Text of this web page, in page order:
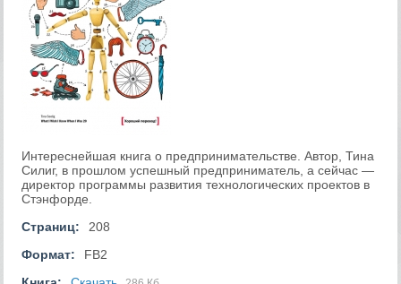
Интереснейшая книга о предпринимательстве. Автор, Тина
Силиг, в прошлом успешный предприниматель, а сейчас —
директор программы развития технологических проектов в
Стэнфорде.
Страниц:
208
Формат:
FB2